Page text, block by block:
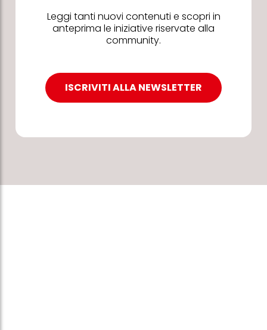
Leggi tanti nuovi contenuti e scopri in
anteprima le iniziative riservate alla
community.
ISCRIVITI ALLA NEWSLETTER